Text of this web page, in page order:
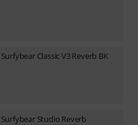
Surfybear Classic V3 Reverb BK
Surfybear Studio Reverb